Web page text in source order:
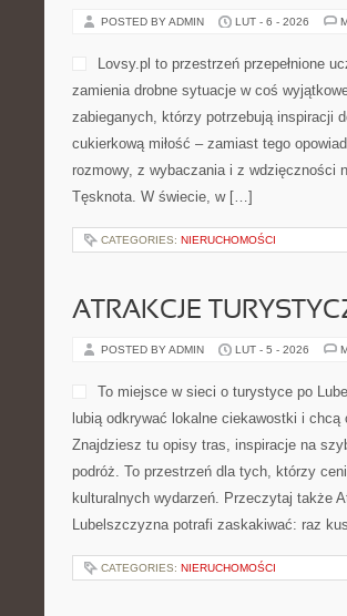
POSTED BY ADMIN LUT - 6 - 2026
Lovsy.pl to przestrzeń przepełnione
zamienia drobne sytuacje w coś
zabieganych, którzy potrzebują inspiracji
cukierkową miłość – zamiast tego
rozmowy, z wybaczania i z wdzięczności
Tęsknota. W świecie, w […]
CATEGORIES: NIERUCHOMOŚCI
ATRAKCJE
POSTED BY ADMIN LUT - 5 - 2026
To miejsce w sieci o turystyce po
lubią odkrywać lokalne ciekawostki i
Znajdziesz tu opisy tras, inspiracje na
podróż. To przestrzeń dla tych, którzy
kulturalnych wydarzeń. Przeczytaj także
Lubelszczyzna potrafi zaskakiwać: raz
CATEGORIES: NIERUCHOMOŚCI